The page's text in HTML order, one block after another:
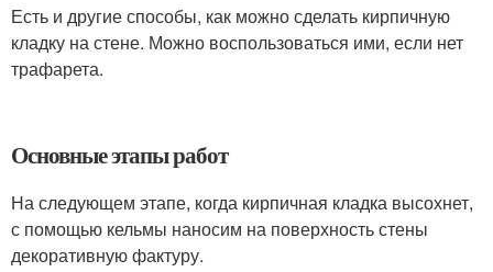
Есть и другие способы, как можно сделать кирпичную
кладку на стене. Можно воспользоваться ими, если нет
трафарета.
Основные этапы работ
На следующем этапе, когда кирпичная кладка высохнет,
с помощью кельмы наносим на поверхность стены
декоративную фактуру.